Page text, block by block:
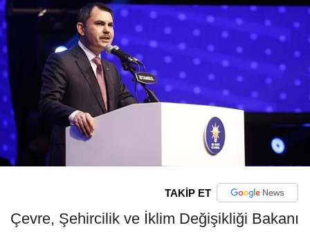
TAKİP ET
Çevre, Şehircilik ve İklim Değişikliği Bakanı